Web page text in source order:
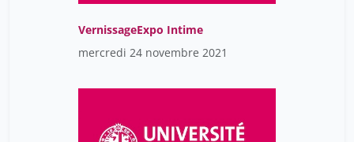
VernissageExpo Intime
mercredi 24 novembre 2021